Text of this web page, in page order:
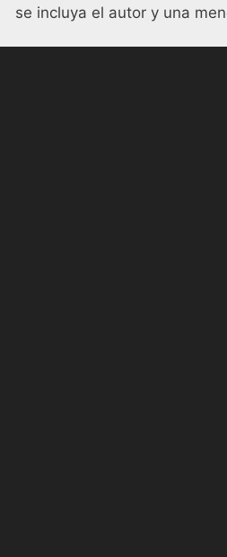
se incluya el autor y una